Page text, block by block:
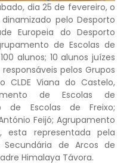
dia 25 de fevereiro, o
pelo Desporto
Europeia do Desporto
de Escolas de
alunos; 10 alunos juízes
pelos Grupos
CLDE Viana do Castelo,
de Escolas de
de Escolas de Freixo;
Feijó; Agrupamento
esta representada pela
de Arcos de
Himalaya Távora.